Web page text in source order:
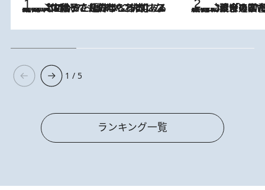
2026.8.5
【阿川佐和子さんの年とる力】なぜ70代で始めた趣味は“こんなに楽しい”のか？ ピアノ、俳句…スランプに陥っても続けられる“ある秘訣”とは 2026.8.3
慶應幼稚舎の図書室からテレビの世界に飛び込んだ阿川佐和子（72）
1 / 5
ランキング一覧